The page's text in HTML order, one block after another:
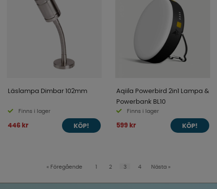
Läslampa Dimbar 102mm
Finns i lager
446 kr KÖP!
Aqiila Powerbird 2in1 Lampa &
Powerbank BL10
Finns i lager
599 kr KÖP!
« Föregående 1 2 3 4 Nästa »